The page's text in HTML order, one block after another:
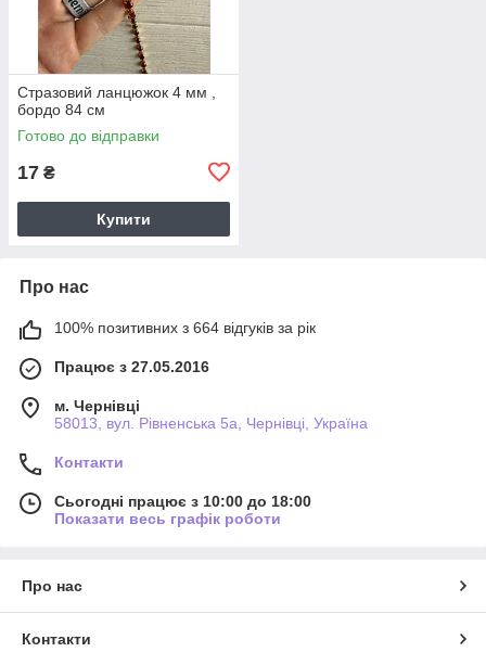
Стразовий ланцюжок 4 мм ,
бордо 84 см
Готово до відправки
17 ₴
Купити
Про нас
100% позитивних з 664 відгуків за рік
Працює з 27.05.2016
м. Чернівці
58013, вул. Рівненська 5а, Чернівці, Україна
Контакти
Сьогодні працює з 10:00 до 18:00
Показати весь графік роботи
Про нас
Контакти